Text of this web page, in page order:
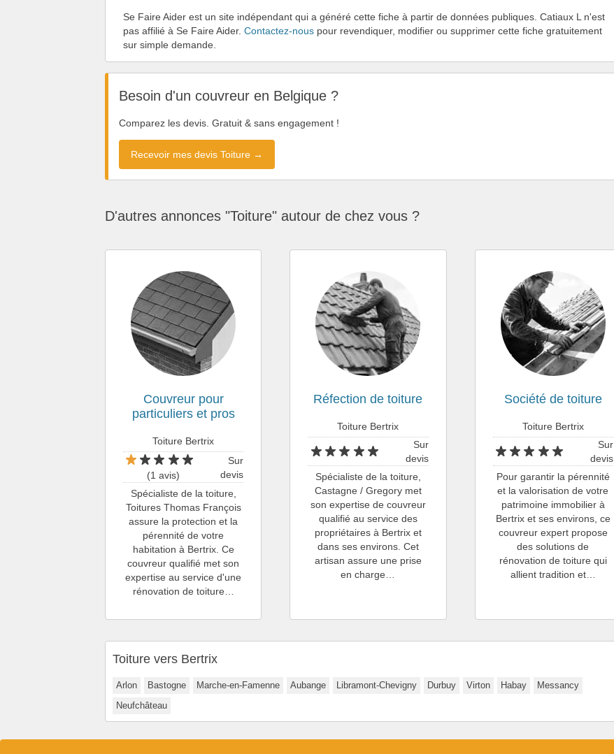
Se Faire Aider est un site indépendant qui a généré cette fiche à partir de données publiques. Catiaux L n'est
pas affilié à Se Faire Aider. Contactez-nous pour revendiquer, modifier ou supprimer cette fiche gratuitement
sur simple demande.
Besoin d'un couvreur en Belgique ?
Comparez les devis. Gratuit & sans engagement !
Recevoir mes devis Toiture →
D'autres annonces "Toiture" autour de chez vous ?
Couvreur pour
particuliers et pros
Toiture Bertrix
(1 avis)
Sur
devis
Spécialiste de la toiture,
Toitures Thomas François
assure la protection et la
pérennité de votre
habitation à Bertrix. Ce
couvreur qualifié met son
expertise au service d'une
rénovation de toiture…
Réfection de toiture
Toiture Bertrix
Sur
devis
Spécialiste de la toiture,
Castagne / Gregory met
son expertise de couvreur
qualifié au service des
propriétaires à Bertrix et
dans ses environs. Cet
artisan assure une prise
en charge…
Société de toiture
Toiture Bertrix
Sur
devis
Pour garantir la pérennité
et la valorisation de votre
patrimoine immobilier à
Bertrix et ses environs, ce
couvreur expert propose
des solutions de
rénovation de toiture qui
allient tradition et…
Toiture vers Bertrix
Arlon Bastogne Marche-en-Famenne Aubange Libramont-Chevigny Durbuy Virton Habay
Messancy
Neufchâteau